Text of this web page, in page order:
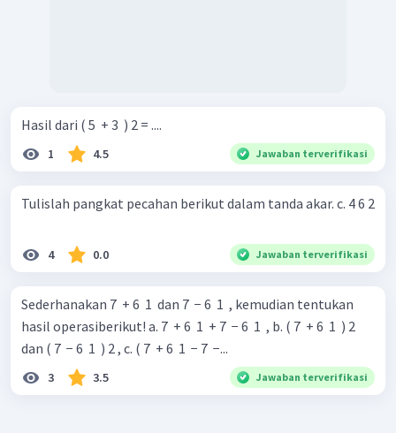
Hasil dari ( 5 ​ + 3 ​ ) 2 = ....
1 4.5 Jawaban terverifikasi
Tulislah pangkat pecahan berikut dalam tanda akar. c. 4 6 2
4 0.0 Jawaban terverifikasi
Sederhanakan 7 ​ + 6 ​ 1 ​ dan 7 ​ − 6 ​ 1 ​ , kemudian tentukan
hasil operasiberikut! a. 7 ​ + 6 ​ 1 ​ + 7 ​ − 6 ​ 1 ​ , b. ( 7 ​ + 6 ​ 1 ​ ) 2
dan ( 7 ​ − 6 ​ 1 ​ ) 2 , c. ( 7 ​ + 6 ​ 1 ​ − 7 ​ −...
3 3.5 Jawaban terverifikasi